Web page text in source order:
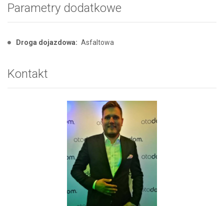
Parametry dodatkowe
Droga dojazdowa: Asfaltowa
Kontakt